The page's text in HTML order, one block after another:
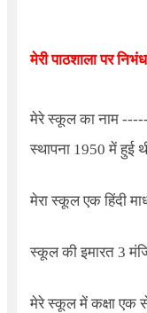
मेरी पाठशाला पर निभंध
मेरे स्कूल का नाम
स्थापना 1950 में हुई
मेरा स्कूल एक हिंदी
स्कूल की इमारत 3
मेरे स्कूल में कक्षा एक से